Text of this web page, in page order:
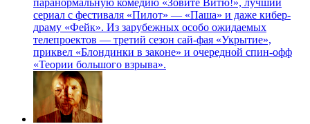
сериал с фестиваля «Пилот» — «Паша» и даже кибер-
драму «Фейк». Из зарубежных особо ожидаемых
телепроектов — третий сезон сай-фая «Укрытие»,
приквел «Блондинки в законе» и очередной спин-офф
«Теории большого взрыва».